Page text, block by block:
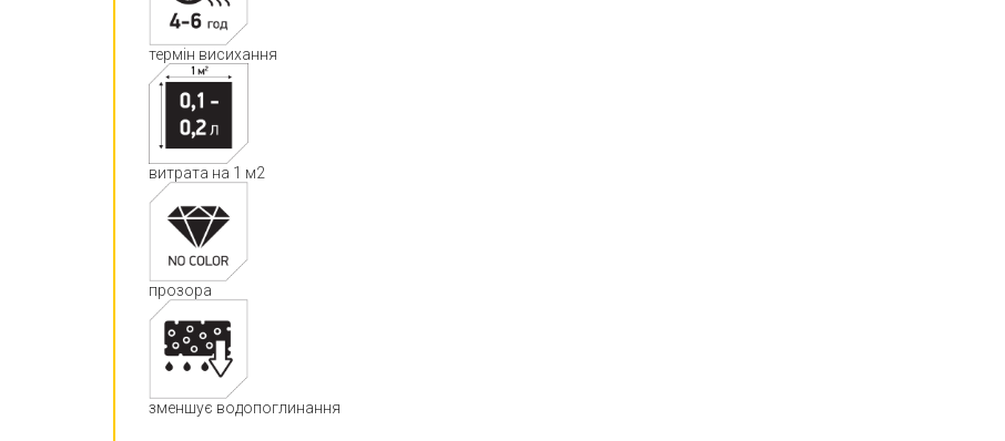
термін висихання
витрата на 1 м2
прозора
зменшує водопоглинання